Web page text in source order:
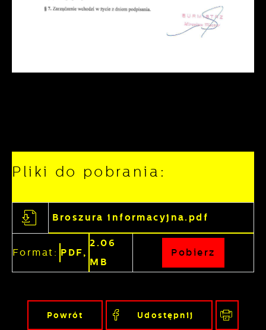
Pliki do pobrania:
Broszura informacyjna.pdf
Format: PDF,
2.06
MB
Pobierz
Powrót Udostępnij